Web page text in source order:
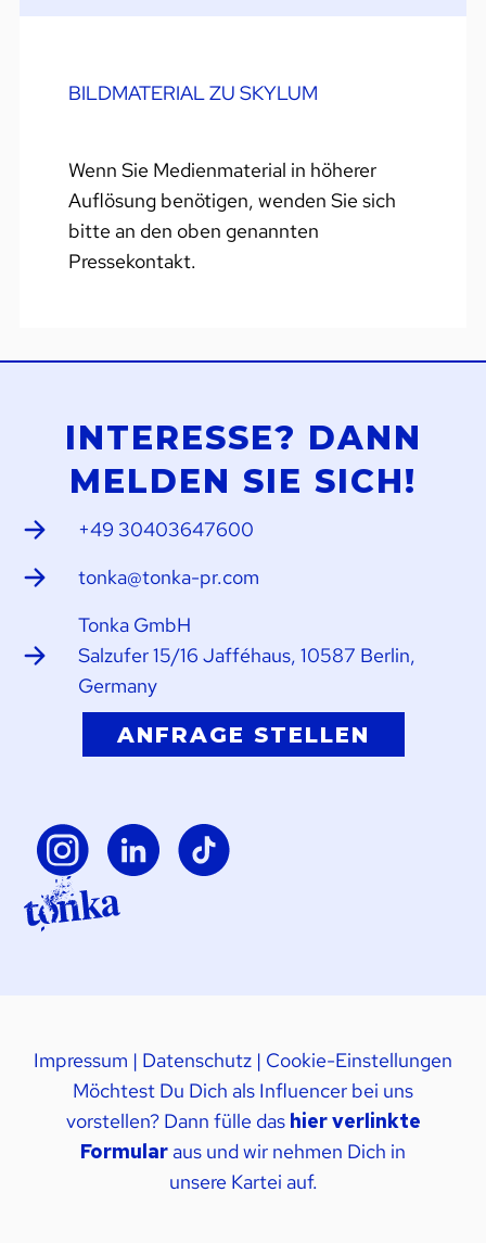
BILDMATERIAL ZU SKYLUM
Wenn Sie Medienmaterial in höherer
Auflösung benötigen, wenden Sie sich
bitte an den oben genannten
Pressekontakt.
INTERESSE? DANN
MELDEN SIE SICH!
+49 30403647600
tonka@tonka-pr.com
Tonka GmbH
Salzufer 15/16 Jafféhaus, 10587 Berlin,
Germany
ANFRAGE STELLEN
Impressum | Datenschutz | Cookie-Einstellungen
Möchtest Du Dich als Influencer bei uns
vorstellen? Dann fülle das hier verlinkte
Formular aus und wir nehmen Dich in
unsere Kartei auf.